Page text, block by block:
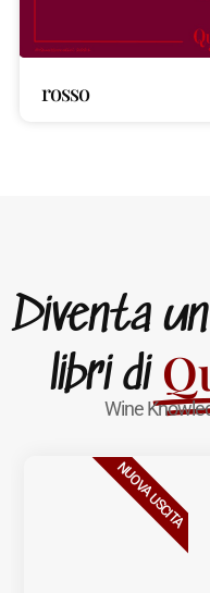
rosso
Diventa
libri di
Wine
NUOVA USCITA